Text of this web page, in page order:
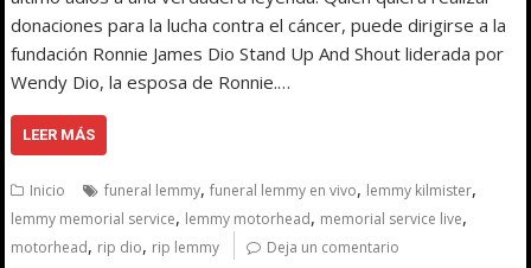
donaciones para la lucha contra el cáncer, puede dirigirse a la
fundación Ronnie James Dio Stand Up And Shout liderada por
Wendy Dio, la esposa de Ronnie.…
LEER MÁS
Inicio funeral lemmy,funeral lemmy en vivo, lemmy kilmister,
lemmy memorial service, lemmy motorhead, memorial service live,
motorhead, rip dio, rip lemmy Deja un comentario